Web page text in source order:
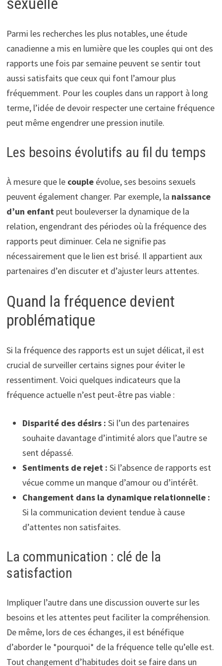
Parmi les recherches les plus notables, une étude
canadienne a mis en lumière que les couples qui ont des
rapports une fois par semaine peuvent se sentir tout
aussi satisfaits que ceux qui font l’amour plus
fréquemment. Pour les couples dans un rapport à long
terme, l’idée de devoir respecter une certaine fréquence
peut même engendrer une pression inutile.
Les besoins évolutifs au fil du temps
À mesure que le coupleévolue, ses besoins sexuels
peuvent également changer. Par exemple, la naissance
d’un enfantpeut bouleverser la dynamique de la
relation, engendrant des périodes où la fréquence des
rapports peut diminuer. Cela ne signifie pas
nécessairement que le lien est brisé. Il appartient aux
partenaires d’en discuter et d’ajuster leurs attentes.
Quand la fréquence devient
problématique
Si la fréquence des rapports est un sujet délicat, il est
crucial de surveiller certains signes pour éviter le
ressentiment. Voici quelques indicateurs que la
fréquence actuelle n’est peut-être pas viable :
Disparité des désirs : Si l’un des partenaires
souhaite davantage d’intimité alors que l’autre se
sent dépassé.
Sentiments de rejet : Si l’absence de rapports est
vécue comme un manque d’amour ou d’intérêt.
Changement dans la dynamique relationnelle :
Si la communication devient tendue à cause
d’attentes non satisfaites.
La communication : clé de la
satisfaction
Impliquer l’autre dans une discussion ouverte sur les
besoins et les attentes peut faciliter la compréhension.
De même, lors de ces échanges, il est bénéfique
d’aborder le *pourquoi* de la fréquence telle qu’elle est.
Tout changement d’habitudes doit se faire dans un